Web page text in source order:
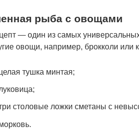
рыба с овощами
— один из самых
овощи, например, брокколи или
тушка минтая;
столовые ложки сметаны с